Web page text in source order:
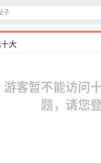
大
游客暂不能访问
题，请您